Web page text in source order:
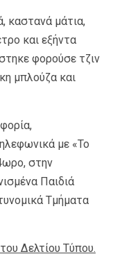
καστανά μάτια,
και εξήντα
φορούσε τζιν
μπλούζα και
με «Το
στην
Παιδιά
Τμήματα
Δελτίου Τύπου.